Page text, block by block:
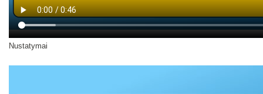
Nustatymai